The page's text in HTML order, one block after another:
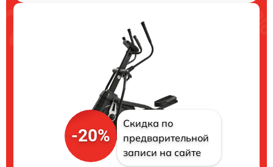
-20%
Скидка по
предварительной
записи на сайте